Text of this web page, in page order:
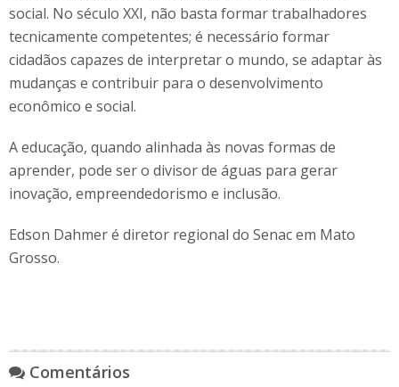
social. No século XXI, não basta formar trabalhadores
tecnicamente competentes; é necessário formar
cidadãos capazes de interpretar o mundo, se adaptar às
mudanças e contribuir para o desenvolvimento
econômico e social.
A educação, quando alinhada às novas formas de
aprender, pode ser o divisor de águas para gerar
inovação, empreendedorismo e inclusão.
Edson Dahmer é diretor regional do Senac em Mato
Grosso.
Comentários